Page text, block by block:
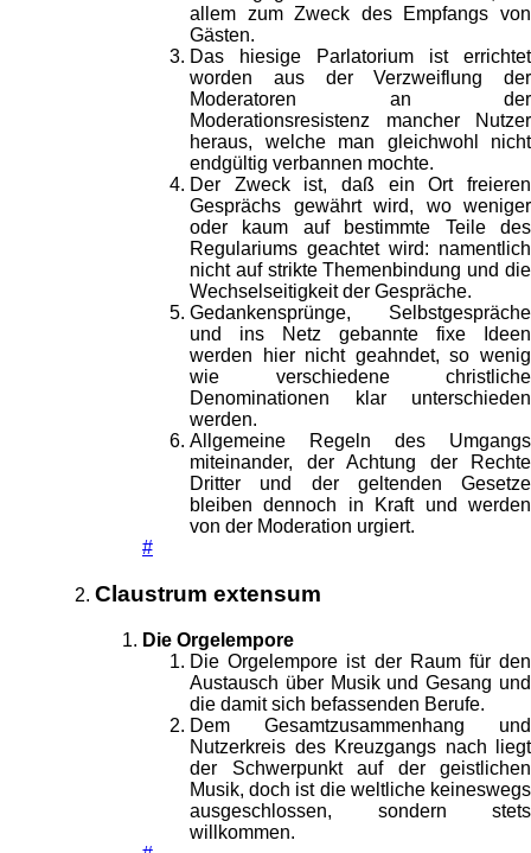
allem zum Zweck des Empfangs von
Gästen.
Das hiesige Parlatorium ist errichtet
worden aus der Verzweiflung der
Moderatoren an der
Moderationsresistenz mancher Nutzer
heraus, welche man gleichwohl nicht
endgültig verbannen mochte.
Der Zweck ist, daß ein Ort freieren
Gesprächs gewährt wird, wo weniger
oder kaum auf bestimmte Teile des
Regulariums geachtet wird: namentlich
nicht auf strikte Themenbindung und die
Wechselseitigkeit der Gespräche.
Gedankensprünge, Selbstgespräche
und ins Netz gebannte fixe Ideen
werden hier nicht geahndet, so wenig
wie verschiedene christliche
Denominationen klar unterschieden
werden.
Allgemeine Regeln des Umgangs
miteinander, der Achtung der Rechte
Dritter und der geltenden Gesetze
bleiben dennoch in Kraft und werden
von der Moderation urgiert.
#
Claustrum extensum
Die Orgelempore
Die Orgelempore ist der Raum für den
Austausch über Musik und Gesang und
die damit sich befassenden Berufe.
Dem Gesamtzusammenhang und
Nutzerkreis des Kreuzgangs nach liegt
der Schwerpunkt auf der geistlichen
Musik, doch ist die weltliche keineswegs
ausgeschlossen, sondern stets
willkommen.